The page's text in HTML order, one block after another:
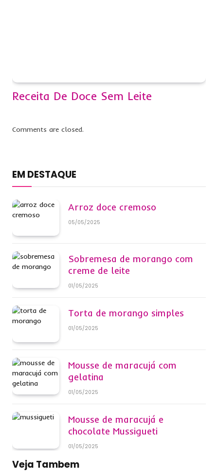
Receita De Doce Sem Leite
Comments are closed.
EM DESTAQUE
Arroz doce cremoso
05/05/2025
Sobremesa de morango com
creme de leite
01/05/2025
Torta de morango simples
01/05/2025
Mousse de maracujá com
gelatina
01/05/2025
Mousse de maracujá e
chocolate Mussigueti
01/05/2025
Veja Tambem